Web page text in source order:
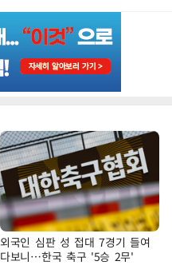
외국인 심판 성 접대 7경기 들여
다보니…한국 축구 '5승 2무'